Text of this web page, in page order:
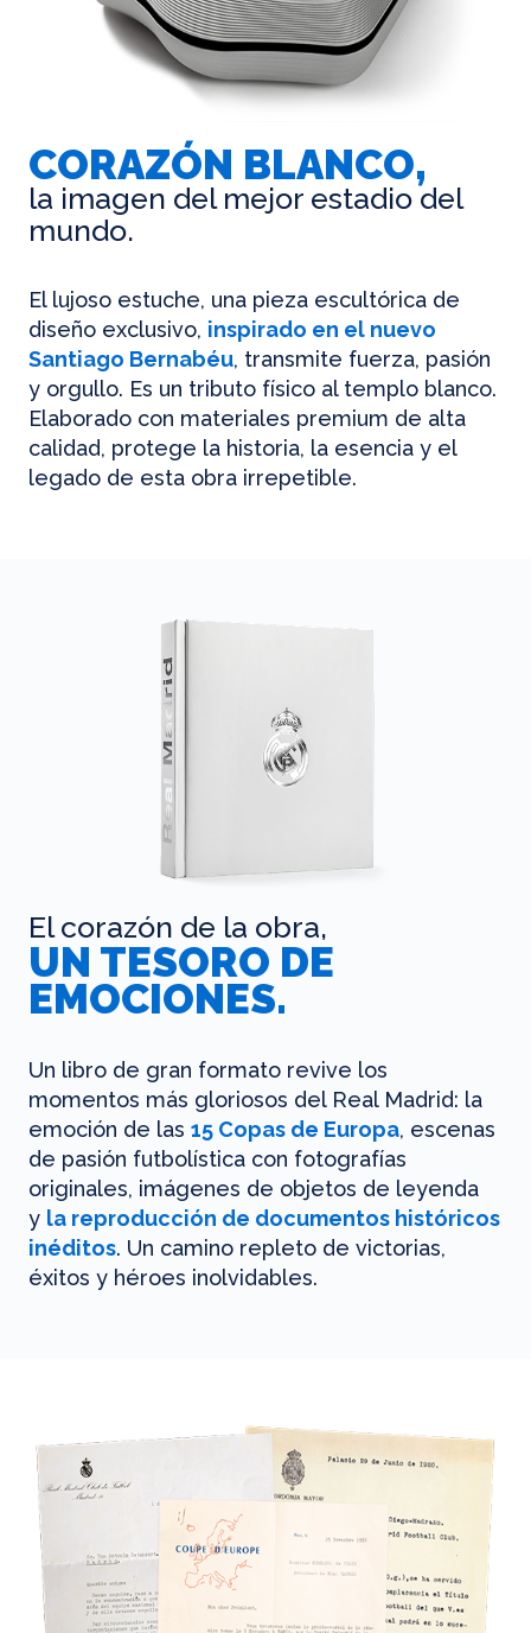
CORAZÓN BLANCO,
la imagen del mejor estadio del
mundo.
El lujoso estuche, una pieza escultórica de
diseño exclusivo, inspirado en el nuevo
Santiago Bernabéu, transmite fuerza, pasión
y orgullo. Es un tributo físico al templo blanco.
Elaborado con materiales premium de alta
calidad, protege la historia, la esencia y el
legado de esta obra irrepetible.
El corazón de la obra,
UN TESORO DE
EMOCIONES.
Un libro de gran formato revive los
momentos más gloriosos del Real Madrid: la
emoción de las 15 Copas de Europa, escenas
de pasión futbolística con fotografías
originales, imágenes de objetos de leyenda
y la reproducción de documentos históricos
inéditos. Un camino repleto de victorias,
éxitos y héroes inolvidables.